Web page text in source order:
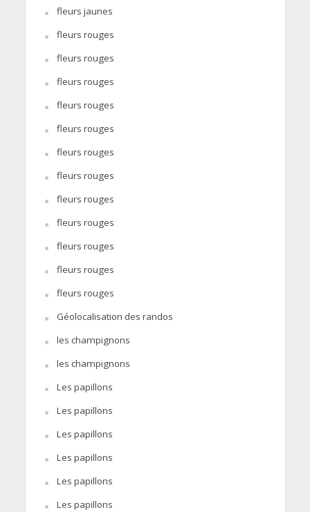
fleurs jaunes
fleurs rouges
fleurs rouges
fleurs rouges
fleurs rouges
fleurs rouges
fleurs rouges
fleurs rouges
fleurs rouges
fleurs rouges
fleurs rouges
fleurs rouges
fleurs rouges
Géolocalisation des randos
les champignons
les champignons
Les papillons
Les papillons
Les papillons
Les papillons
Les papillons
Les papillons